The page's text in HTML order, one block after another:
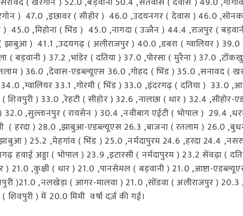
) 47.0 ,इछावर ( सीहोर ) 46.0 ,उदयनगर ( देवास ) 46.0
) 45.0 ,मिहोना ( भिंड ) 45.0 ,नागदा ( उज्जैन ) 44.4 ,राजपुर (
( झाबुआ ) 41.1 ,उदयगढ़ ( अलीराजपुर ) 40.0 ,डबरा ( ग्वालियर )
( बड़वानी ) 37.2 ,भांडेर ( दतिया ) 37.0 ,पोरसा ( मुरैना ) 37.0
) 36.0 ,देवास-एडब्ल्यूएस 36.0 ,गोहद ( भिंड ) 35.0 ,सनावद (
,ग्वालियर 33.1 ,गोरमी ( भिंड ) 33.0 ,इंदरगढ़ ( दतिया ) 33.0
शिवपुरी ) 33.0 ,रेहटी ( सीहोर ) 32.6 ,नालछा ( धार ) 32.4 ,सीहोर-
,सुल्तानपुर ( रायसेन ) 30.4 ,नवीबाग एईटी ( भोपाल ) 29.4
( हरदा ) 28.0 ,झाबुआ-एडब्ल्यूएस 26.3 ,बाजना ( रतलाम ) 26.0
) 25.2 ,मेहगांव ( भिंड ) 25.0 ,नर्मदापुरम 24.6 ,हरदा 24.4
हवाई अड्डा ( भोपाल ) 23.9 ,इटारसी ( नर्मदापुरम ) 23.2 सेंवढ़ा (
) 21.0 ,कुक्षी ( धार ) 21.0 ,पानसेमल ( बड़वानी ) 21.0 ,आष्टा-
)21.0 ,नलखेड़ा ( आगर-मालवा ) 21.0 ,सोंडवा ( अलीराजपुर )
) में 20.0 मिमी वर्षा दर्ज़ की गई।